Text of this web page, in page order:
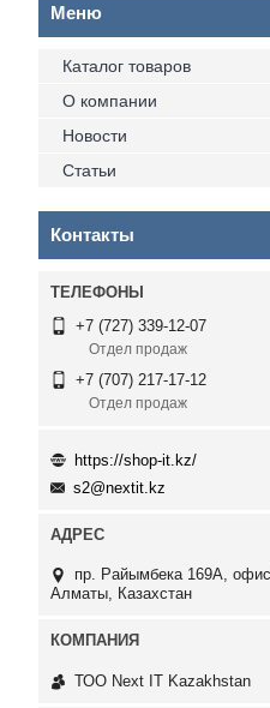
Каталог товаров
О компании
Новости
Статьи
Контакты
+7 (727) 339-12-07
Отдел продаж
+7 (707) 217-17-12
Отдел продаж
https://shop-it.kz/
s2@nextit.kz
пр. Райымбека 169А,
Алматы, Казахстан
ТОО Next IT Kazakhstan